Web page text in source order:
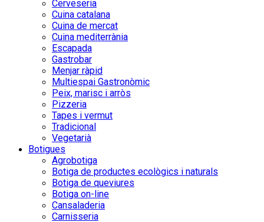
Cerveseria
Cuina catalana
Cuina de mercat
Cuina mediterrània
Escapada
Gastrobar
Menjar ràpid
Multiespai Gastronòmic
Peix, marisc i arròs
Pizzeria
Tapes i vermut
Tradicional
Vegetarià
Botigues
Agrobotiga
Botiga de productes ecològics i naturals
Botiga de queviures
Botiga on-line
Cansaladeria
Carnisseria